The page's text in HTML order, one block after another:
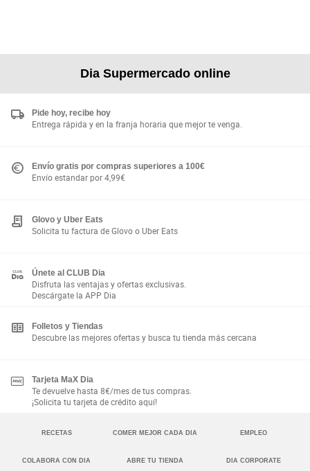
Dia Supermercado online
Pide hoy, recibe hoy
Entrega rápida y en la franja horaria que mejor te venga.
Envío gratis por compras superiores a 100€
Envío estandar por 4,99€
Glovo y Uber Eats
Solicita tu factura de Glovo o Uber Eats
Únete al CLUB Dia
Disfruta las ventajas y ofertas exclusivas.
Descárgate la APP Dia
Folletos y Tiendas
Descubre las mejores ofertas y busca tu tienda más cercana
Tarjeta MaX Dia
Te devuelve hasta 8€/mes de tus compras.
¡Solicita tu tarjeta de crédito aquí!
RECETAS COMER MEJOR CADA DIA EMPLEO
COLABORA CON DIA ABRE TU TIENDA DIA CORPORATE